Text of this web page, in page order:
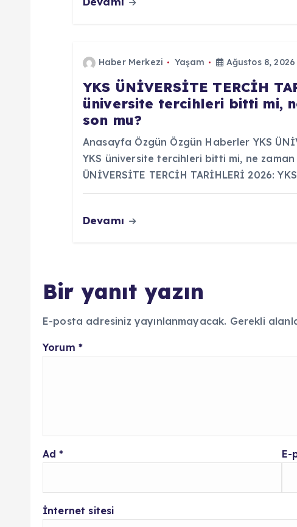
Haber Merkezi Yaşam Ağustos 8, 2026
YKS ÜNİVERSİTE TERCİH
üniversite tercihleri bitti mi,
son mu?
Anasayfa Özgün Özgün Haberler YKS
YKS üniversite tercihleri bitti mi, ne zaman
ÜNİVERSİTE TERCİH TARİHLERİ 2026:
Devamı
Bir yanıt yazın
E-posta adresiniz yayınlanmayacak. Gerekli
Yorum *
Ad* E-
İnternet sitesi